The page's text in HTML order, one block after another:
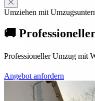
Umziehen mit
🚚
Professioneller Umzug mit
Angebot anfordern